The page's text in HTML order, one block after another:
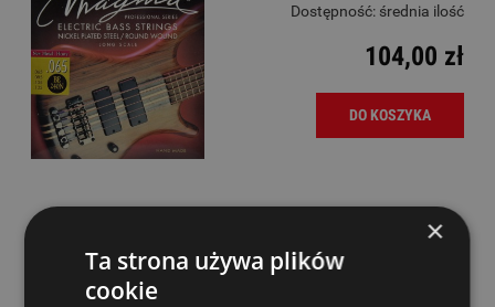
Dostępność: średnia ilość
104,00 zł
DO KOSZYKA
×
Ta strona używa plików
cookie